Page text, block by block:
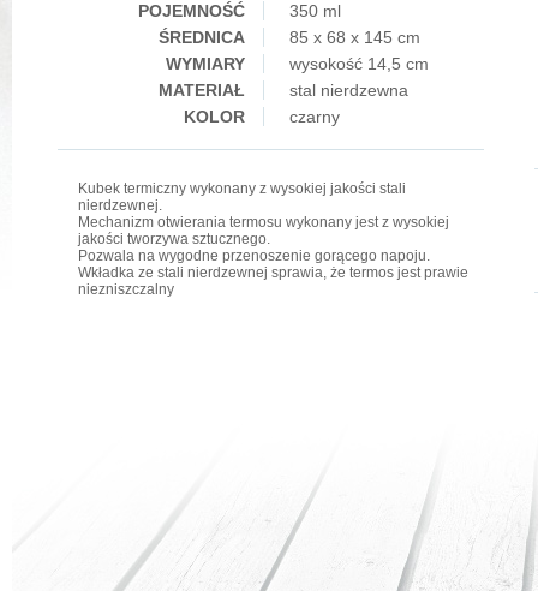
POJEMNOŚĆ
350 ml
ŚREDNICA
85 x 68 x 145 cm
WYMIARY
wysokość 14,5 cm
MATERIAŁ
stal nierdzewna
KOLOR
czarny
Kubek termiczny wykonany z wysokiej jakości stali
nierdzewnej.
Mechanizm otwierania termosu wykonany jest z wysokiej
jakości tworzywa sztucznego.
Pozwala na wygodne przenoszenie gorącego napoju.
Wkładka ze stali nierdzewnej sprawia, że ​​termos jest prawie
niezniszczalny